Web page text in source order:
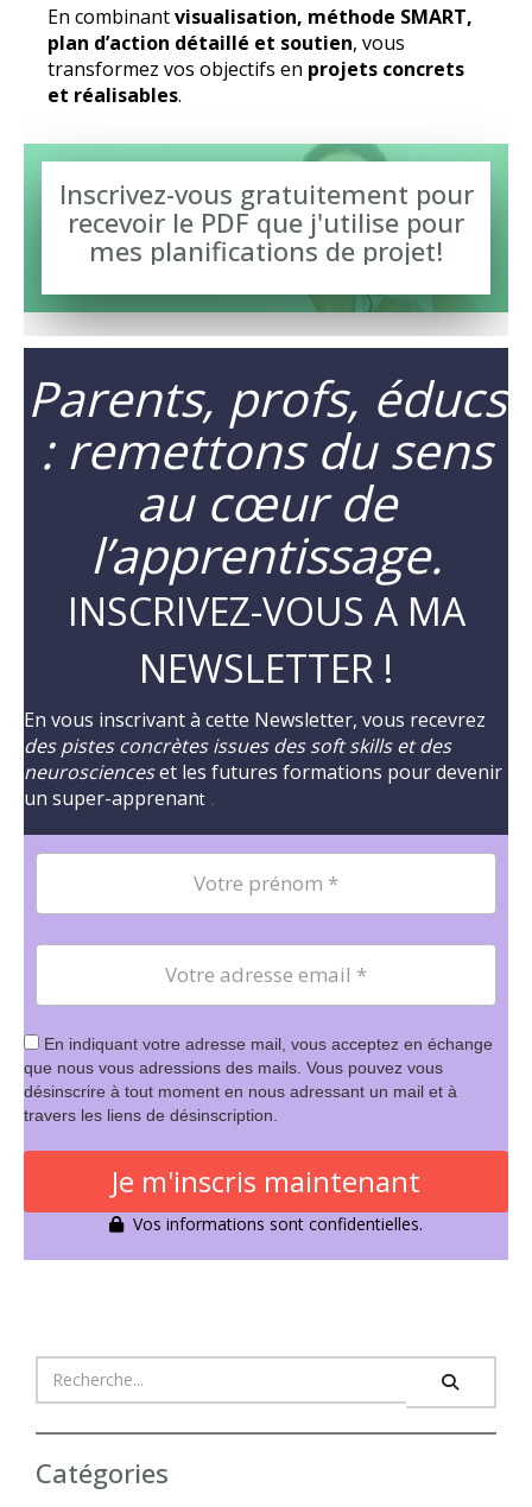
En combinantvisualisation, méthode SMART,
plan d’action détaillé et soutien, vous
transformez vos objectifs en projets concrets
et réalisables.
Inscrivez-vous gratuitement pour
recevoir le PDF que j'utilise pour
mes planifications de projet!
Parents, profs, éducs
: remettons du sens
au cœur de
l’apprentissage.
INSCRIVEZ-VOUS A MA
NEWSLETTER !
En vous inscrivant à cette Newsletter, vous recevrez
des pistes concrètes issues des soft skills et des
neuroscienceset les futures formations pour devenir
un super-apprenant
En indiquant votre adresse mail, vous acceptez en échange
que nous vous adressions des mails. Vous pouvez vous
désinscrire à tout moment en nous adressant un mail et à
travers les liens de désinscription.
Je m'inscris maintenant
Vos informations sont confidentielles.
Catégories